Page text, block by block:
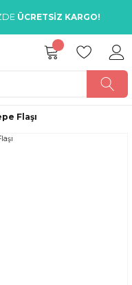
ÜCRETSİZ KARGO!
Flaşı